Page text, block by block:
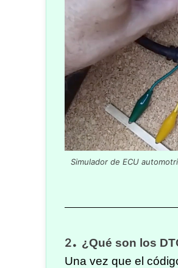
Simulador de ECU
2. ¿Qué son los
Una vez que el